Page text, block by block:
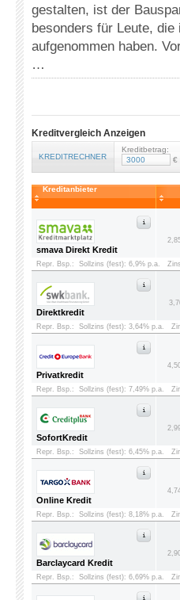
gestalten, ist der
besonders für Leute,
aufgenommen haben.
…
Kreditvergleich Anzeigen
KREDITRECHNER
Kreditbetrag:
€
Kreditanbieter
smava Direkt Kredit
Repr. Bsp.: Sollzins (fest): 6,9% p.a.
Direktkredit
Repr. Bsp.: Sollzins (fest): 3,64% p.a.
Privatkredit
Repr. Bsp.: Sollzins (fest): 7,49% p.a.
SofortKredit
Repr. Bsp.: Sollzins (fest): 6,45% p.a.
Online Kredit
Repr. Bsp.: Sollzins (fest): 8,18% p.a.
Barclaycard Kredit
Repr. Bsp.: Sollzins (fest): 6,69% p.a.